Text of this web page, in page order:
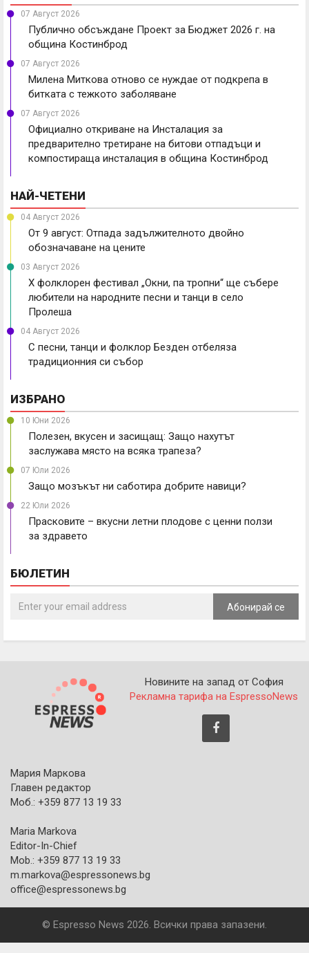
07 Август 2026
Публично обсъждане Проект за Бюджет 2026 г. на
община Костинброд
07 Август 2026
Милена Миткова отново се нуждае от подкрепа в
битката с тежкото заболяване
07 Август 2026
Официално откриване на Инсталация за
предварително третиране на битови отпадъци и
компостираща инсталация в община Костинброд
НАЙ-ЧЕТЕНИ
04 Август 2026
От 9 август: Отпада задължителното двойно
обозначаване на цените
03 Август 2026
X фолклорен фестивал „Окни, па тропни“ ще събере
любители на народните песни и танци в село
Пролеша
04 Август 2026
С песни, танци и фолклор Безден отбеляза
традиционния си събор
ИЗБРАНО
10 Юни 2026
Полезен, вкусен и засищащ: Защо нахутът
заслужава място на всяка трапеза?
07 Юли 2026
Защо мозъкът ни саботира добрите навици?
22 Юли 2026
Прасковите – вкусни летни плодове с ценни ползи
за здравето
БЮЛЕТИН
Абонирай се
Новините на запад от София
Рекламна тарифа на EspressoNews
Мария Маркова
Главен редактор
Моб.: +359 877 13 19 33
Maria Markova
Editor-In-Chief
Mob.: +359 877 13 19 33
m.markova@espressonews.bg
office@espressonews.bg
© Espresso News 2026. Всички права запазени.